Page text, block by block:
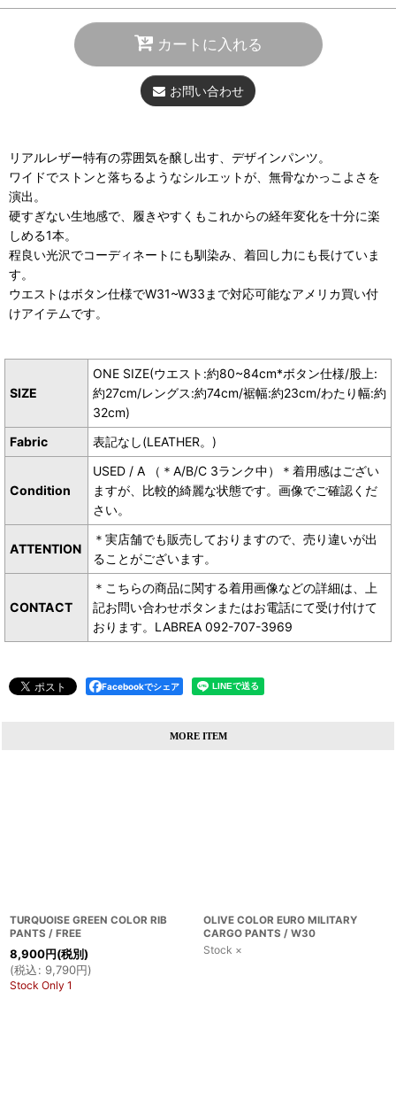
カートに入れる
お問い合わせ
リアルレザー特有の雰囲気を醸し出す、デザインパンツ。
ワイドでストンと落ちるようなシルエットが、無骨なかっこよさを
演出。
硬すぎない生地感で、履きやすくもこれからの経年変化を十分に楽
しめる1本。
程良い光沢でコーディネートにも馴染み、着回し力にも長けていま
す。
ウエストはボタン仕様でW31~W33まで対応可能なアメリカ買い付
けアイテムです。
SIZE
ONE SIZE(ウエスト:約80~84cm*ボタン仕様/股上:
約27cm/レングス:約74cm/裾幅:約23cm/わたり幅:約
32cm)
Fabric
表記なし(LEATHER。)
Condition
USED / A （＊A/B/C 3ランク中）＊着用感はござい
ますが、比較的綺麗な状態です。画像でご確認くだ
さい。
ATTENTION
＊実店舗でも販売しておりますので、売り違いが出
ることがございます。
CONTACT
＊こちらの商品に関する着用画像などの詳細は、上
記お問い合わせボタンまたはお電話にて受け付けて
おります。LABREA 092-707-3969
Facebookでシェア
MORE ITEM
TURQUOISE GREEN COLOR RIB
PANTS / FREE
8,900円(税別)
(税込: 9,790円)
Stock Only 1
OLIVE COLOR EURO MILITARY
CARGO PANTS / W30
Stock ×